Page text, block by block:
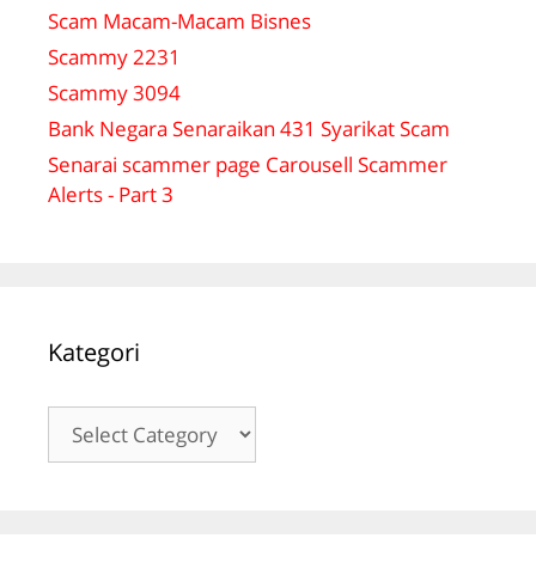
Scam Macam-Macam Bisnes
Scammy 2231
Scammy 3094
Bank Negara Senaraikan 431 Syarikat Scam
Senarai scammer page Carousell Scammer
Alerts - Part 3
Kategori
Kategori